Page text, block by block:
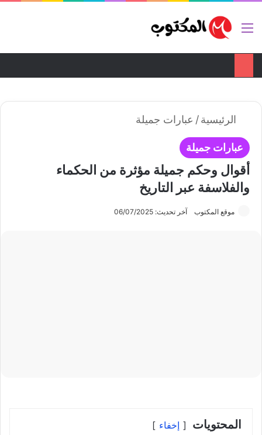
القائمة
الرئيسية/ عبارات جميلة
عبارات جميلة
أقوال وحكم جميلة مؤثرة من الحكماء
والفلاسفة عبر التاريخ
موقع المكتوب آخر تحديث: 06/07/2025
المحتويات إخفاء
ضع اعلانك هنا